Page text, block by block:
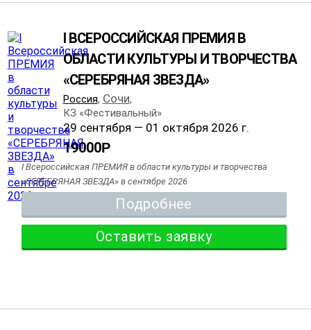
I ВСЕРОССИЙСКАЯ ПРЕМИЯ В
ОБЛАСТИ КУЛЬТУРЫ И ТВОРЧЕСТВА
«СЕРЕБРЯНАЯ ЗВЕЗДА»
Россия, Сочи,
КЗ «Фестивальный»
29 сентября — 01 октября 2026 г.
19000Р
I Всероссийская ПРЕМИЯ в области культуры и творчества
«СЕРЕБРЯНАЯ ЗВЕЗДА» в сентябре 2026
Подробнее
Оставить заявку